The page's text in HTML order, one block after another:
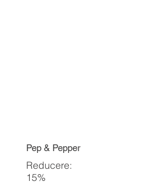
Pep & Pepper
Reducere:
15%